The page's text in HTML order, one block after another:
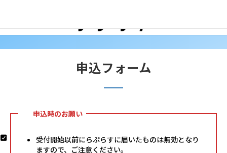
ン
ー
申込フォーム
申込時のお願い
受付開始以前にらぷらすに届いたものは無効となり
ますので、ご注意ください。